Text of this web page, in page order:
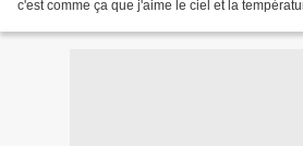
c'est comme ça que j'aime le ciel et la